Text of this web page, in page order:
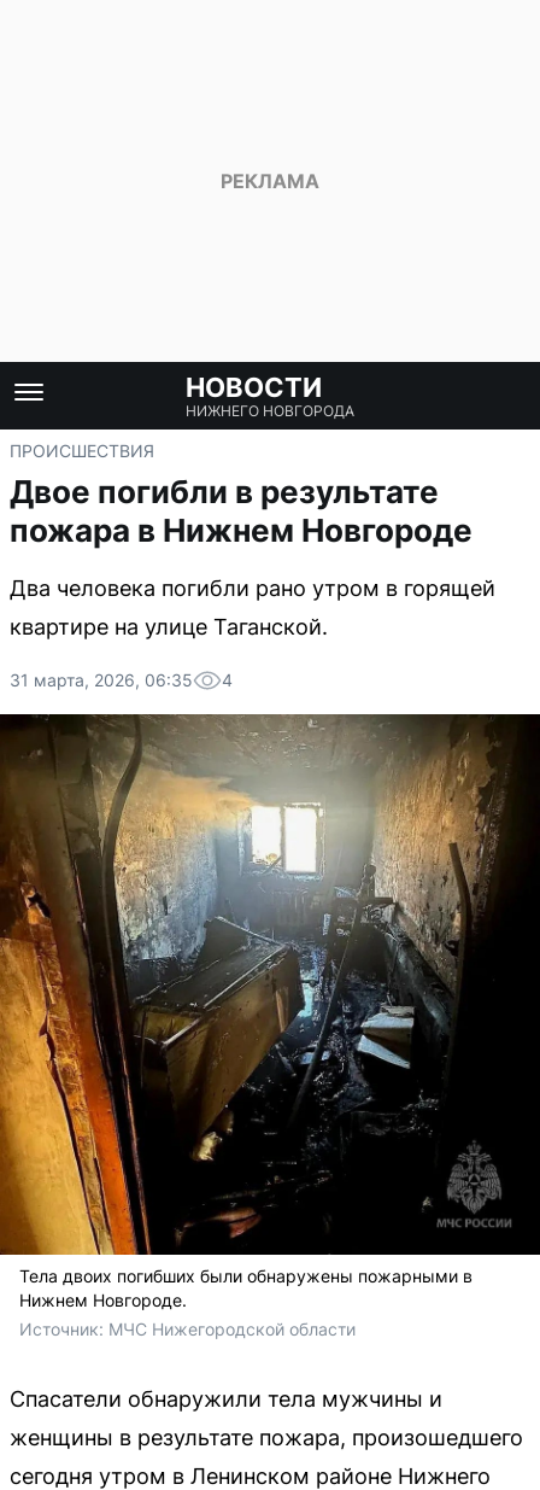
НОВОСТИ
НИЖНЕГО НОВГОРОДА
ПРОИСШЕСТВИЯ
Двое погибли в результате
пожара в Нижнем Новгороде
Два человека погибли рано утром в горящей
квартире на улице Таганской.
31 марта, 2026, 06:35 4
Тела двоих погибших были обнаружены пожарными в
Нижнем Новгороде.
Источник: МЧС Нижегородской области
Спасатели обнаружили тела мужчины и
женщины в результате пожара, произошедшего
сегодня утром в Ленинском районе Нижнего